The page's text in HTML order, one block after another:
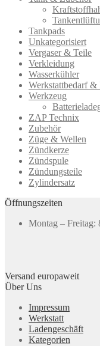
Tankpads
Unkategorisiert
Vergaser & Teile
Verkleidung
Wasserkühler
Werkstattbedarf &
Werkzeug
ZAP Technix
Zubehör
Züge & Wellen
Zündkerze
Zündspule
Zündungsteile
Zylindersatz
Öffnungszeiten
Montag – Freitag:
Versand europaweit
Über Uns
Impressum
Werkstatt
Ladengeschäft
Kategorien